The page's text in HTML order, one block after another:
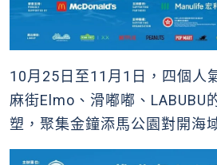
10月25日至11月1日，四個人
麻街Elmo、滑嘟嘟、LABUBU
塑，聚集金鐘添馬公園對開海